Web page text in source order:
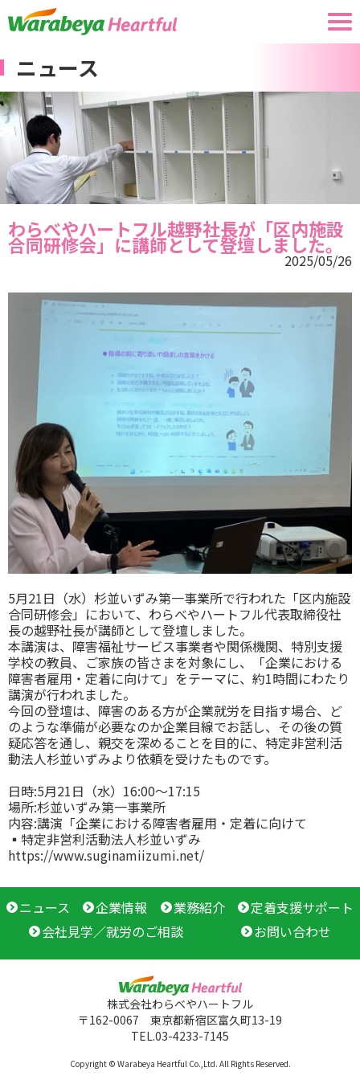
ニュース
わらべやハートフル越野社長が「区内施設
合同研修会」に講師として登壇しました。
2025/05/26
5月21日（水）杉並いずみ第一事業所で行われた「区内施設
合同研修会」において、わらべやハートフル代表取締役社
長の越野社長が講師として登壇しました。
本講演は、障害福祉サービス事業者や関係機関、特別支援
学校の教員、ご家族の皆さまを対象にし、「企業における
障害者雇用・定着に向けて」をテーマに、約1時間にわたり
講演が行われました。
今回の登壇は、障害のある方が企業就労を目指す場合、ど
のような準備が必要なのか企業目線でお話し、その後の質
疑応答を通し、親交を深めることを目的に、特定非営利活
動法人杉並いずみより依頼を受けたものです。
日時:5月21日（水）16:00～17:15
場所:杉並いずみ第一事業所
内容:講演「企業における障害者雇用・定着に向けて
▪特定非営利活動法人杉並いずみ
https://www.suginamiizumi.net/
ニュース 企業情報 業務紹介
定着支援サポート
会社見学／就労のご相談
お問い合わせ
株式会社わらべやハートフル
〒162-0067 東京都新宿区富久町13-19
TEL.03-4233-7145
Copyright © Warabeya Heartful Co.,Ltd. All Rights Reserved.